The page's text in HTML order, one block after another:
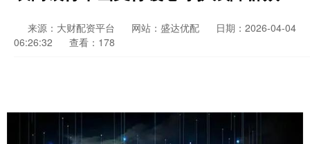
来源：大财配资平台 网站：盛达优配
日期：2026-04-04
06:26:32
查看：178